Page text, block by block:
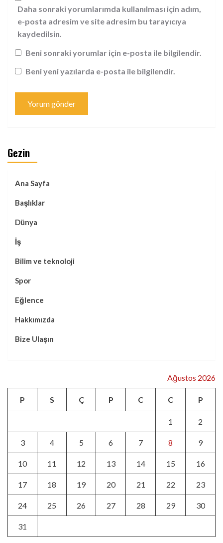
Daha sonraki yorumlarımda kullanılması için adım,
e-posta adresim ve site adresim bu tarayıcıya
kaydedilsin.
Beni sonraki yorumlar için e-posta ile bilgilendir.
Beni yeni yazılarda e-posta ile bilgilendir.
Gezin
Ana Sayfa
Başlıklar
Dünya
İş
Bilim ve teknoloji
Spor
Eğlence
Hakkımızda
Bize Ulaşın
Ağustos 2026
P S Ç P C C P
1 2
3 4 5 6 7 8 9
10 11 12 13 14 15 16
17 18 19 20 21 22 23
24 25 26 27 28 29 30
31